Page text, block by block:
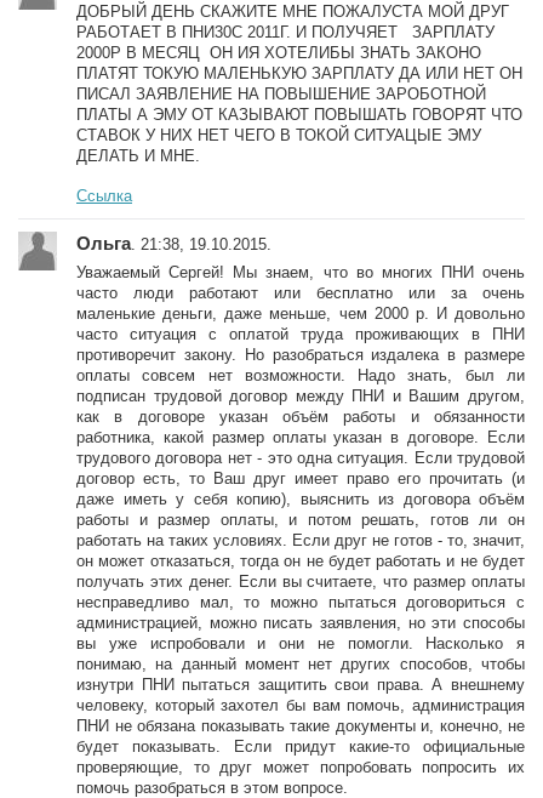
ДОБРЫЙ ДЕНЬ СКАЖИТЕ МНЕ ПОЖАЛУСТА МОЙ ДРУГ
РАБОТАЕТ В ПНИ30С 2011Г. И ПОЛУЧЯЕТ ЗАРПЛАТУ
2000Р В МЕСЯЦ ОН ИЯ ХОТЕЛИБЫ ЗНАТЬ ЗАКОНО
ПЛАТЯТ ТОКУЮ МАЛЕНЬКУЮ ЗАРПЛАТУ ДА ИЛИ НЕТ ОН
ПИСАЛ ЗАЯВЛЕНИЕ НА ПОВЫШЕНИЕ ЗАРОБОТНОЙ
ПЛАТЫ А ЭМУ ОТ КАЗЫВАЮТ ПОВЫШАТЬ ГОВОРЯТ ЧТО
СТАВОК У НИХ НЕТ ЧЕГО В ТОКОЙ СИТУАЦЫЕ ЭМУ
ДЕЛАТЬ И МНЕ.
Ссылка
Ольга. 21:38, 19.10.2015.
Уважаемый Сергей! Мы знаем, что во многих ПНИ очень
часто люди работают или бесплатно или за очень
маленькие деньги, даже меньше, чем 2000 р. И довольно
часто ситуация с оплатой труда проживающих в ПНИ
противоречит закону. Но разобраться издалека в размере
оплаты совсем нет возможности. Надо знать, был ли
подписан трудовой договор между ПНИ и Вашим другом,
как в договоре указан объём работы и обязанности
работника, какой размер оплаты указан в договоре. Если
трудового договора нет - это одна ситуация. Если трудовой
договор есть, то Ваш друг имеет право его прочитать (и
даже иметь у себя копию), выяснить из договора объём
работы и размер оплаты, и потом решать, готов ли он
работать на таких условиях. Если друг не готов - то, значит,
он может отказаться, тогда он не будет работать и не будет
получать этих денег. Если вы считаете, что размер оплаты
несправедливо мал, то можно пытаться договориться с
администрацией, можно писать заявления, но эти способы
вы уже испробовали и они не помогли. Насколько я
понимаю, на данный момент нет других способов, чтобы
изнутри ПНИ пытаться защитить свои права. А внешнему
человеку, который захотел бы вам помочь, администрация
ПНИ не обязана показывать такие документы и, конечно, не
будет показывать. Если придут какие-то официальные
проверяющие, то друг может попробовать попросить их
помочь разобраться в этом вопросе.